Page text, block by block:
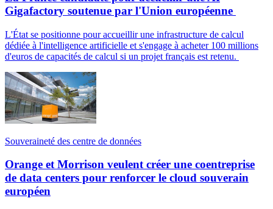
Gigafactory soutenue par l'Union européenne
L'État se positionne pour accueillir une infrastructure de calcul
dédiée à l'intelligence artificielle et s'engage à acheter 100 millions
d'euros de capacités de calcul si un projet français est retenu.
Souveraineté des centre de données
Orange et Morrison veulent créer une coentreprise
de data centers pour renforcer le cloud souverain
européen